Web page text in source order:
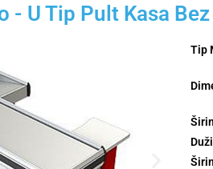
- U Tip Pult Kasa
Tip